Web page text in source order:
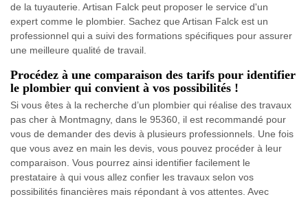
de la tuyauterie. Artisan Falck peut proposer le service d'un
expert comme le plombier. Sachez que Artisan Falck est un
professionnel qui a suivi des formations spécifiques pour assurer
une meilleure qualité de travail.
Procédez à une comparaison des tarifs pour identifier
le plombier qui convient à vos possibilités !
Si vous êtes à la recherche d’un plombier qui réalise des travaux
pas cher à Montmagny, dans le 95360, il est recommandé pour
vous de demander des devis à plusieurs professionnels. Une fois
que vous avez en main les devis, vous pouvez procéder à leur
comparaison. Vous pourrez ainsi identifier facilement le
prestataire à qui vous allez confier les travaux selon vos
possibilités financières mais répondant à vos attentes. Avec